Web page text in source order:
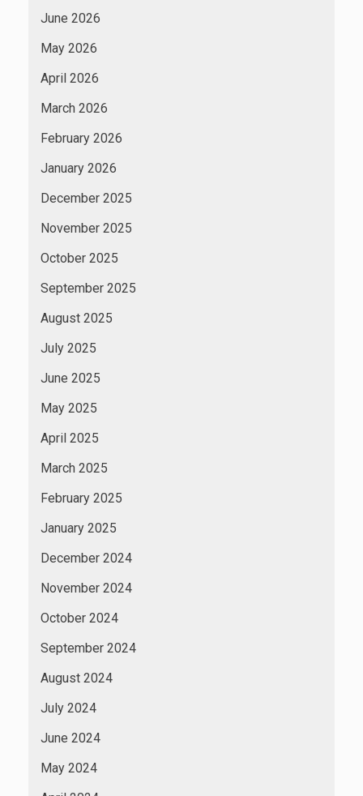
June 2026
May 2026
April 2026
March 2026
February 2026
January 2026
December 2025
November 2025
October 2025
September 2025
August 2025
July 2025
June 2025
May 2025
April 2025
March 2025
February 2025
January 2025
December 2024
November 2024
October 2024
September 2024
August 2024
July 2024
June 2024
May 2024